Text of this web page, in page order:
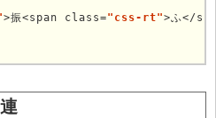
>振<span class="css-rt"